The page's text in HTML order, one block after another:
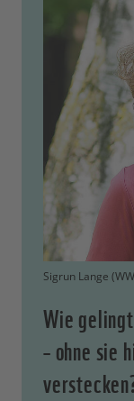
Sigrun Lange
Wie
– ohne sie